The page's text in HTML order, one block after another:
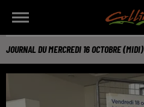
JOURNAL DU MERCREDI 16 OCTOBRE (MIDI)